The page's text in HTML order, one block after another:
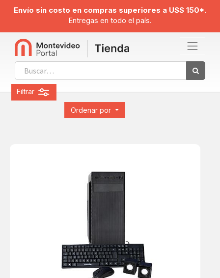
Envío sin costo en compras superiores a U$S 150*.
Entregas en todo el país.
Ordenar por
Filtrar